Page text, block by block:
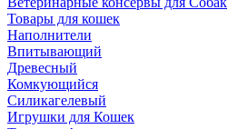
Товары для кошек
Наполнители
Впитывающий
Древесный
Комкующийся
Силикагелевый
Игрушки для Кошек